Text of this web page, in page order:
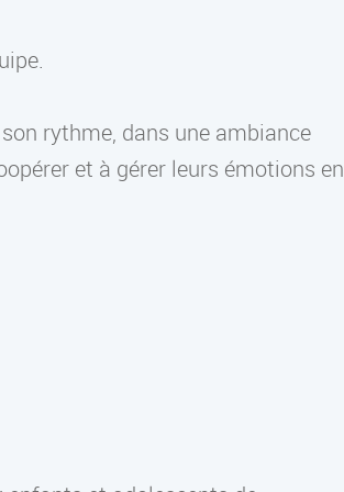
rythme, dans une ambiance
et à gérer leurs émotions en